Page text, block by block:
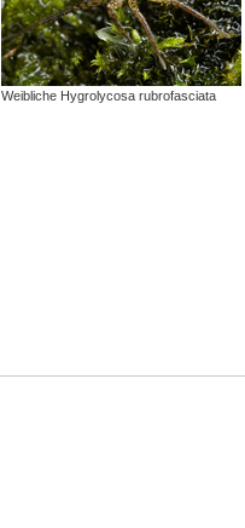
Weibliche Hygrolycosa rubrofasciata